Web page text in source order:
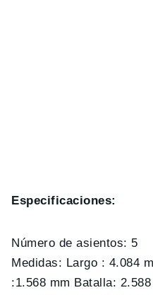
Especificaciones:
Número de asientos: 5
Medidas: Largo : 4.084
:1.568 mm Batalla: 2.588